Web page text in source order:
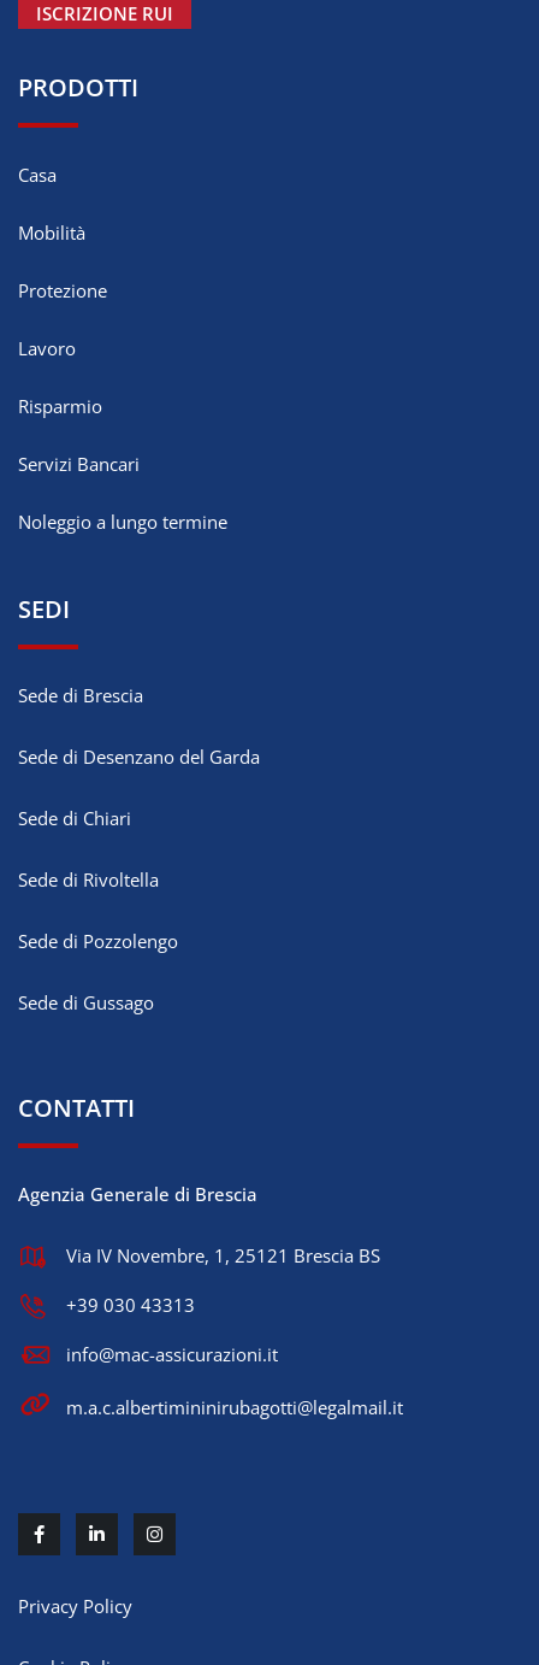
ISCRIZIONE RUI
PRODOTTI
Casa
Mobilità
Protezione
Lavoro
Risparmio
Servizi Bancari
Noleggio a lungo termine
SEDI
Sede di Brescia
Sede di Desenzano del Garda
Sede di Chiari
Sede di Rivoltella
Sede di Pozzolengo
Sede di Gussago
CONTATTI
Agenzia Generale di Brescia
Via IV Novembre, 1, 25121 Brescia BS
+39 030 43313
info@mac-assicurazioni.it
m.a.c.albertimininirubagotti@legalmail.it
Privacy Policy